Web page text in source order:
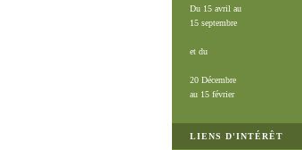
Du 15 avril au
15 septembre
et du
20 Décembre
au 15 février
LIENS D'INTÉRÊT